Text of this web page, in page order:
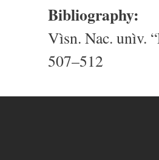
Bibliography:
Vìsn. Nac. unìv.
507–512